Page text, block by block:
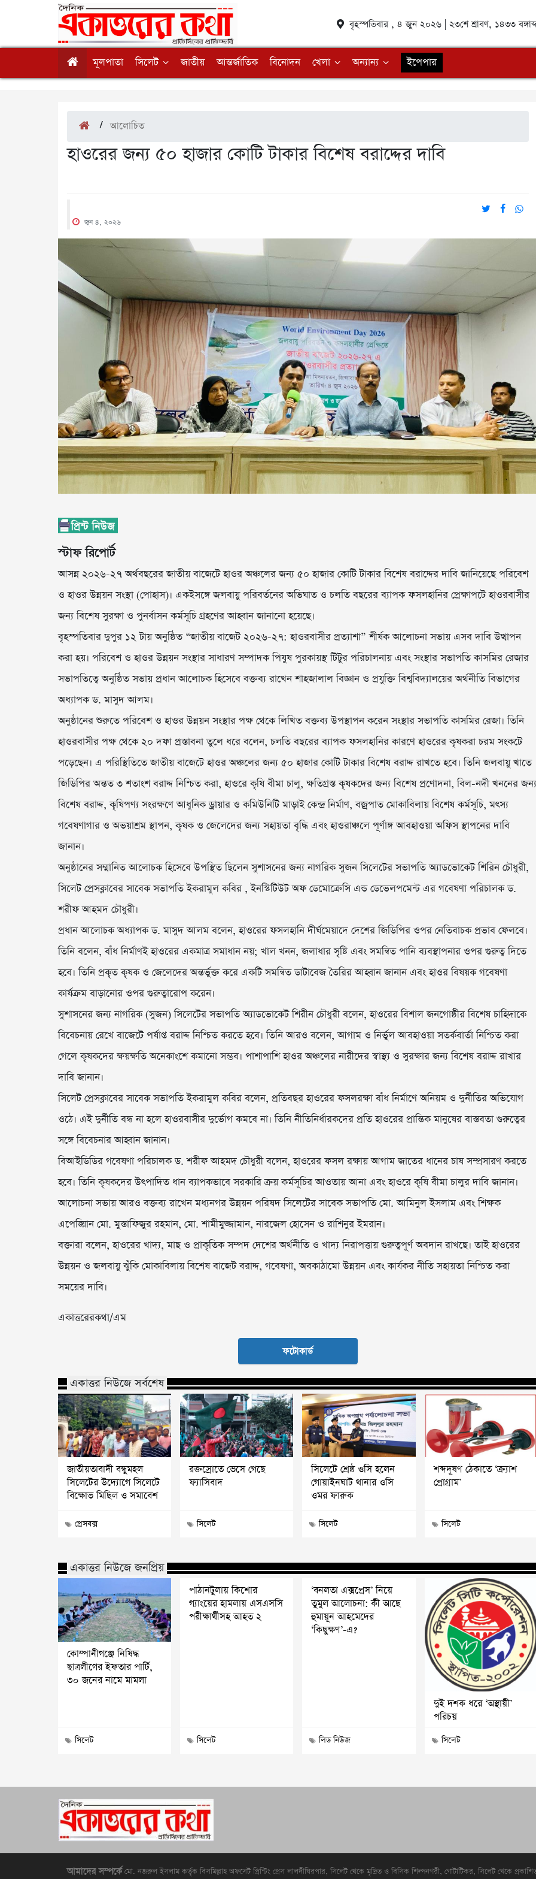
বৃহস্পতিবার , ৪ জুন ২০২৬ | ২৩শে শ্রাবণ, ১৪৩৩
মূলপাতা সিলেট জাতীয় আন্তর্জাতিক বিনোদন খেলা অন্যান্য ইপেপার
/আলোচিত
হাওরের জন্য ৫০ হাজার কোটি টাকার বিশেষ বরাদ্দের দাবি
জুন ৪, ২০২৬
স্টাফ রিপোর্ট
আসন্ন ২০২৬-২৭ অর্থবছরের জাতীয় বাজেটে হাওর অঞ্চলের জন্য ৫০ হাজার কোটি টাকার বিশেষ বরাদ্দের দাবি জানিয়েছে পরিবেশ
ও হাওর উন্নয়ন সংস্থা (পোহাস)। একইসঙ্গে জলবায়ু পরিবর্তনের অভিঘাত ও চলতি বছরের ব্যাপক ফসলহানির প্রেক্ষাপটে হাওরবাসীর
জন্য বিশেষ সুরক্ষা ও পুনর্বাসন কর্মসূচি গ্রহণের আহ্বান জানানো হয়েছে।
বৃহস্পতিবার দুপুর ১২ টায় অনুষ্ঠিত “জাতীয় বাজেট ২০২৬-২৭: হাওরবাসীর প্রত্যাশা” শীর্ষক আলোচনা সভায় এসব দাবি উত্থাপন
করা হয়। পরিবেশ ও হাওর উন্নয়ন সংস্থার সাধারণ সম্পাদক পিযুষ পুরকায়স্থ টিটুর পরিচালনায় এবং সংস্থার সভাপতি কাসমির রেজার
সভাপতিত্বে অনুষ্ঠিত সভায় প্রধান আলোচক হিসেবে বক্তব্য রাখেন শাহজালাল বিজ্ঞান ও প্রযুক্তি বিশ্ববিদ্যালয়ের অর্থনীতি বিভাগের
অধ্যাপক ড. মাসুদ আলম।
অনুষ্ঠানের শুরুতে পরিবেশ ও হাওর উন্নয়ন সংস্থার পক্ষ থেকে লিখিত বক্তব্য উপস্থাপন করেন সংস্থার সভাপতি কাসমির রেজা। তিনি
হাওরবাসীর পক্ষ থেকে ২০ দফা প্রস্তাবনা তুলে ধরে বলেন, চলতি বছরের ব্যাপক ফসলহানির কারণে হাওরের কৃষকরা চরম সংকটে
পড়েছেন। এ পরিস্থিতিতে জাতীয় বাজেটে হাওর অঞ্চলের জন্য ৫০ হাজার কোটি টাকার বিশেষ বরাদ্দ রাখতে হবে। তিনি জলবায়ু খাতে
জিডিপির অন্তত ৩ শতাংশ বরাদ্দ নিশ্চিত করা, হাওরে কৃষি বীমা চালু, ক্ষতিগ্রস্ত কৃষকদের জন্য বিশেষ প্রণোদনা, বিল-নদী খননের জন্য
বিশেষ বরাদ্দ, কৃষিপণ্য সংরক্ষণে আধুনিক ড্রায়ার ও কমিউনিটি মাড়াই কেন্দ্র নির্মাণ, বজ্রপাত মোকাবিলায় বিশেষ কর্মসূচি, মৎস্য
গবেষণাগার ও অভয়াশ্রম স্থাপন, কৃষক ও জেলেদের জন্য সহায়তা বৃদ্ধি এবং হাওরাঞ্চলে পূর্ণাঙ্গ আবহাওয়া অফিস স্থাপনের দাবি
জানান।
অনুষ্ঠানের সম্মানিত আলোচক হিসেবে উপস্থিত ছিলেন সুশাসনের জন্য নাগরিক সুজন সিলেটের সভাপতি অ্যাডভোকেট শিরিন চৌধুরী,
সিলেট প্রেসক্লাবের সাবেক সভাপতি ইকরামুল কবির , ইনস্টিটিউট অফ ডেমোক্রেসি এন্ড ডেভেলপমেন্ট এর গবেষণা পরিচালক ড.
শরীফ আহমদ চৌধুরী।
প্রধান আলোচক অধ্যাপক ড. মাসুদ আলম বলেন, হাওরের ফসলহানি দীর্ঘমেয়াদে দেশের জিডিপির ওপর নেতিবাচক প্রভাব ফেলবে।
তিনি বলেন, বাঁধ নির্মাণই হাওরের একমাত্র সমাধান নয়; খাল খনন, জলাধার সৃষ্টি এবং সমন্বিত পানি ব্যবস্থাপনার ওপর গুরুত্ব দিতে
হবে। তিনি প্রকৃত কৃষক ও জেলেদের অন্তর্ভুক্ত করে একটি সমন্বিত ডাটাবেজ তৈরির আহ্বান জানান এবং হাওর বিষয়ক গবেষণা
কার্যক্রম বাড়ানোর ওপর গুরুত্বারোপ করেন।
সুশাসনের জন্য নাগরিক (সুজন) সিলেটের সভাপতি অ্যাডভোকেট শিরীন চৌধুরী বলেন, হাওরের বিশাল জনগোষ্ঠীর বিশেষ চাহিদাকে
বিবেচনায় রেখে বাজেটে পর্যাপ্ত বরাদ্দ নিশ্চিত করতে হবে। তিনি আরও বলেন, আগাম ও নির্ভুল আবহাওয়া সতর্কবার্তা নিশ্চিত করা
গেলে কৃষকদের ক্ষয়ক্ষতি অনেকাংশে কমানো সম্ভব। পাশাপাশি হাওর অঞ্চলের নারীদের স্বাস্থ্য ও সুরক্ষার জন্য বিশেষ বরাদ্দ রাখার
দাবি জানান।
সিলেট প্রেসক্লাবের সাবেক সভাপতি ইকরামুল কবির বলেন, প্রতিবছর হাওরের ফসলরক্ষা বাঁধ নির্মাণে অনিয়ম ও দুর্নীতির অভিযোগ
ওঠে। এই দুর্নীতি বন্ধ না হলে হাওরবাসীর দুর্ভোগ কমবে না। তিনি নীতিনির্ধারকদের প্রতি হাওরের প্রান্তিক মানুষের বাস্তবতা গুরুত্বের
সঙ্গে বিবেচনার আহ্বান জানান।
বিআইডিডির গবেষণা পরিচালক ড. শরীফ আহমদ চৌধুরী বলেন, হাওরের ফসল রক্ষায় আগাম জাতের ধানের চাষ সম্প্রসারণ করতে
হবে। তিনি কৃষকদের উৎপাদিত ধান ব্যাপকভাবে সরকারি ক্রয় কর্মসূচির আওতায় আনা এবং হাওরে কৃষি বীমা চালুর দাবি জানান।
আলোচনা সভায় আরও বক্তব্য রাখেন মধ্যনগর উন্নয়ন পরিষদ সিলেটের সাবেক সভাপতি মো. আমিনুল ইসলাম এবং শিক্ষক
এপেঙ্য়িান মো. মুস্তাফিজুর রহমান, মো. শামীমুজ্জামান, নারজেল হোসেন ও রাশিনুর ইমরান।
বক্তারা বলেন, হাওরের খাদ্য, মাছ ও প্রাকৃতিক সম্পদ দেশের অর্থনীতি ও খাদ্য নিরাপত্তায় গুরুত্বপূর্ণ অবদান রাখছে। তাই হাওরের
উন্নয়ন ও জলবায়ু ঝুঁকি মোকাবিলায় বিশেষ বাজেট বরাদ্দ, গবেষণা, অবকাঠামো উন্নয়ন এবং কার্যকর নীতি সহায়তা নিশ্চিত করা
সময়ের দাবি।
একাত্তরেরকথা/এম
ফটোকার্ড
একাত্তর নিউজে সর্বশেষ
জাতীয়তাবাদী বন্ধুমহল
সিলেটের উদ্যোগে সিলেটে
বিক্ষোভ মিছিল ও সমাবেশ
প্রেসবক্স
রক্তস্রোতে ভেসে গেছে
ফ্যাসিবাদ
সিলেট
সিলেটে শ্রেষ্ঠ ওসি হলেন
গোয়াইনঘাট থানার ওসি
ওমর ফারুক
সিলেট
শব্দদূষণ ঠেকাতে ‘ক্র্যাশ
প্রোগ্রাম’
সিলেট
একাত্তর নিউজে জনপ্রিয়
কোম্পানীগঞ্জে নিষিদ্ধ
ছাত্রলীগের ইফতার পার্টি,
৩০ জনের নামে মামলা
সিলেট
পাঠানটুলায় কিশোর
গ্যাংয়ের হামলায় এসএসসি
পরীক্ষার্থীসহ আহত ২
সিলেট
‘বনলতা এক্সপ্রেস’ নিয়ে
তুমুল আলোচনা: কী আছে
হুমায়ূন আহমেদের
‘কিছুক্ষণ’-এ?
লিড নিউজ
দুই দশক ধরে ‘অস্থায়ী’
পরিচয়
সিলেট
আমাদের সম্পর্কেমো. নজরুল ইসলাম কর্তৃক বিসমিল্লাহ অফসেট প্রিন্টিং প্রেস লালদীঘিরপার, সিলেট থেকে মৃদ্রিত ও বিসিক শিল্পনগরী, গোটাটিকর, সিলেট খেকে